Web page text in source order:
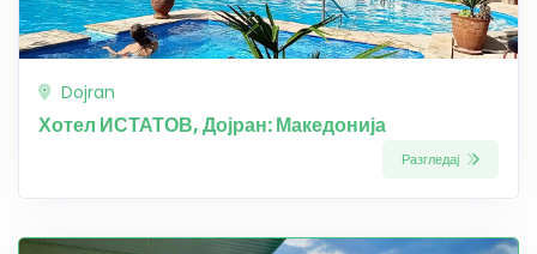
Dojran
Хотел ИСТАТОВ, Дојран: Македонија
Разгледај